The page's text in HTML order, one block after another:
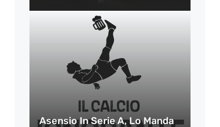
Asensio In Serie A, Lo Manda